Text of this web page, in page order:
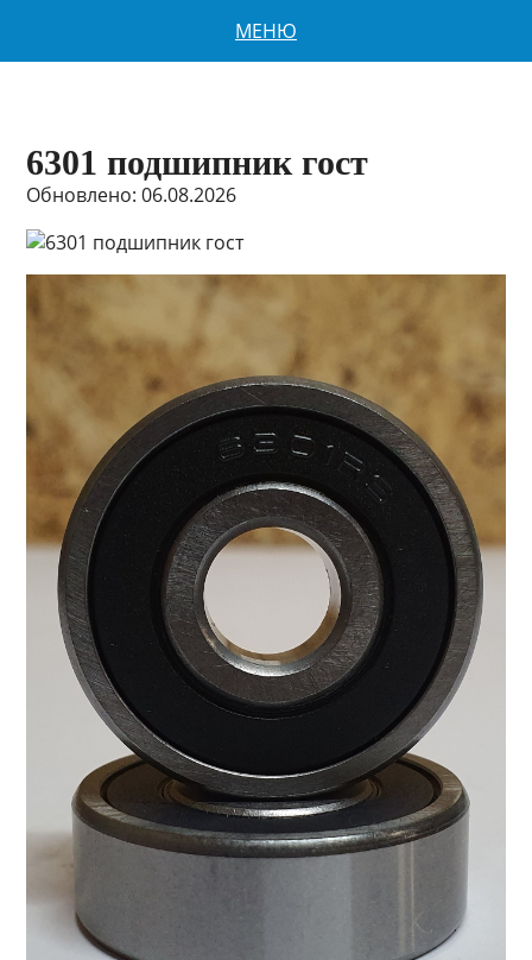
МЕНЮ
6301 подшипник гост
Обновлено: 06.08.2026